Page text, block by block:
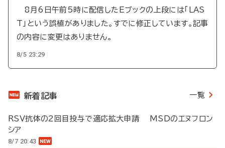
8月6日午前5時に配信したEブックの上段には「LAS
T」という誤植がありました。すでに修正しています。記事
の内容に変更はありません。
8/5 23:29
新着記事 一覧
RSV抗体の2回目投与で適応拡大申請 MSDのエヌフロン
シア
8/7 20:43